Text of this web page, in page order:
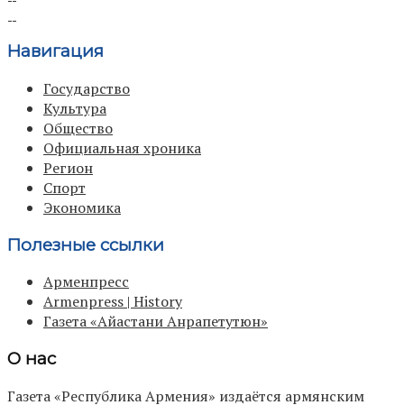
Навигация
Государство
Культура
Общество
Официальная хроника
Регион
Спорт
Экономика
Полезные ссылки
Арменпресс
Armenpress | History
Газета «Айастани Анрапетутюн»
О нас
Газета «Республика Армения» издаётся армянским